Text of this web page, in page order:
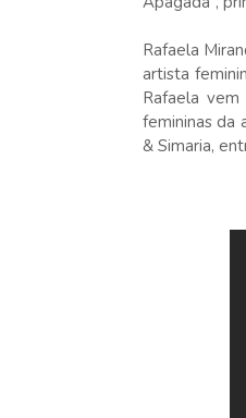
Rafaela
artista
Rafaela
femininas da
& Simaria,